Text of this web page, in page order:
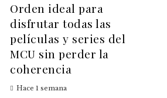
Orden ideal para
disfrutar todas las
películas y series del
MCU sin perder la
coherencia
Hace 1 semana